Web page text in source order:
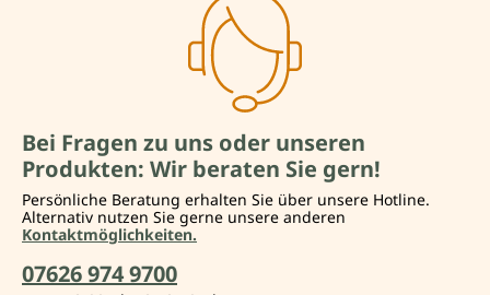
Bei Fragen zu uns oder unseren
Produkten: Wir beraten Sie gern!
Persönliche Beratung erhalten Sie über unsere Hotline.
Alternativ nutzen Sie gerne unsere anderen
Kontaktmöglichkeiten.
07626 974 9700